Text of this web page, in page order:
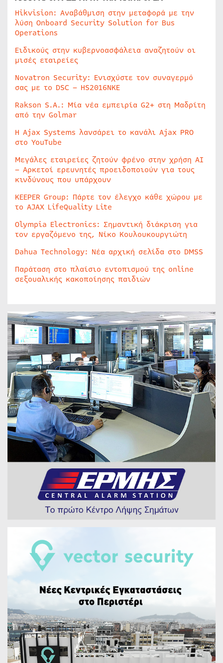
Hikvision: Αναβάθμιση στην μεταφορά με την
λύση Onboard Security Solution for Bus
Operations
Ειδικούς στην κυβερνοασφάλεια αναζητούν οι
μισές εταιρείες
Novatron Security: Ενισχύστε τον συναγερμό
σας με το DSC – HS2016NKE
Rakson S.A.: Μία νέα εμπειρία G2+ στη Μαδρίτη
από την Golmar
Η Ajax Systems λανσάρει το κανάλι Ajax PRO
στο YouTube
Μεγάλες εταιρείες ζητούν φρένο στην χρήση AI
– Αρκετοί ερευνητές προειδοποιούν για τους
κινδύνους που υπάρχουν
KEEPER Group: Πάρτε τον έλεγχο κάθε χώρου με
το AJAX LifeQuality Lite
Olympia Electronics: Σημαντική διάκριση για
τον εργαζόμενο της, Νίκο Κουλουκουργιώτη
Dahua Technology: Νέα αρχική σελίδα στο DMSS
Παράταση στο πλαίσιο εντοπισμού της online
σεξουαλικής κακοποίησης παιδιών